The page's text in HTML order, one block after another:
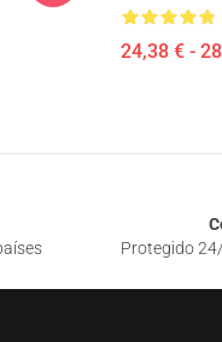
24,38 € -
Protegido